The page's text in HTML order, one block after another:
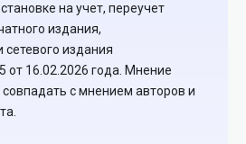
на учет, переучет
издания,
издания
от 16.02.2026 года. Мнение
с мнением авторов и